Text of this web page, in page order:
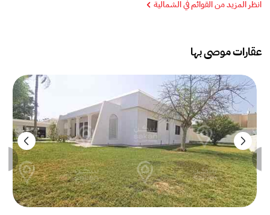
انظر المزيد من القوائم في الشمالية
عقارات موصى بها